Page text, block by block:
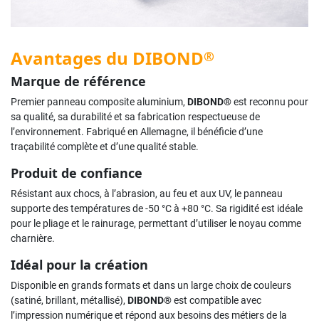
Avantages du DIBOND®
Marque de référence
Premier panneau composite aluminium, DIBOND®est reconnu pour
sa qualité, sa durabilité et sa fabrication respectueuse de
l’environnement. Fabriqué en Allemagne, il bénéficie d’une
traçabilité complète et d’une qualité stable.
Produit de confiance
Résistant aux chocs, à l’abrasion, au feu et aux UV, le panneau
supporte des températures de -50 °C à +80 °C. Sa rigidité est idéale
pour le pliage et le rainurage, permettant d’utiliser le noyau comme
charnière.
Idéal pour la création
Disponible en grands formats et dans un large choix de couleurs
(satiné, brillant, métallisé), DIBOND®est compatible avec
l’impression numérique et répond aux besoins des métiers de la